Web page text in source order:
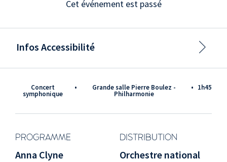
Concert
symphonique
• Grande salle Pierre Boulez -
Philharmonie
• 1h45
PROGRAMME DISTRIBUTION
Anna Clyne
Orchestre national
Cet événement est passé
Infos Accessibilité